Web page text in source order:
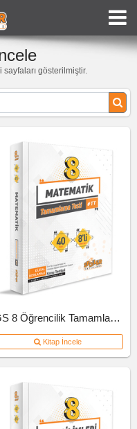
sayfaları gösterilmiştir.
LGS 8 Öğrencilik Tamamlama Testi Matematik
Kitap İncele